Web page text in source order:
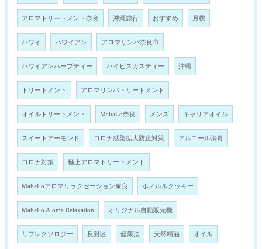
アロマトリートメント奈良 沖縄旅行 おすすめ 月桃
ハワイ ハワイアン アロマリンパ奈良市
ハワイアンハーブティー ハイビスカスティー 沖縄
トリートメント アロマリンパトリートメント
オイルトリートメント MahaLo奈良 メンズ キャリアオイル
スイートアーモンド コロナ感染拡大防止対策 アルコール消毒
コロナ対策 極上アロマトリートメント
MahaLoアロマリラクゼーション奈良 ホノルルクッキー
MahaLo Aloma Relaxation オリジナル自動販売機
リフレクソロジー 反射区 健康法 天然精油 オイル